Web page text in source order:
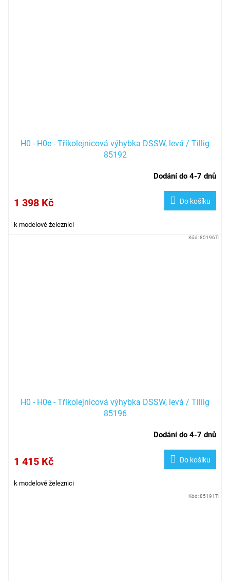
H0 - H0e - Tříkolejnicová výhybka DSSW, levá / Tillig
85192
Dodání do 4-7 dnů
1 398 Kč Do košíku
k modelové železnici
H0 - H0e - Tříkolejnicová výhybka DSSW, levá / Tillig
85196
Dodání do 4-7 dnů
1 415 Kč Do košíku
k modelové železnici
Kód:85196TI
Kód:85191TI